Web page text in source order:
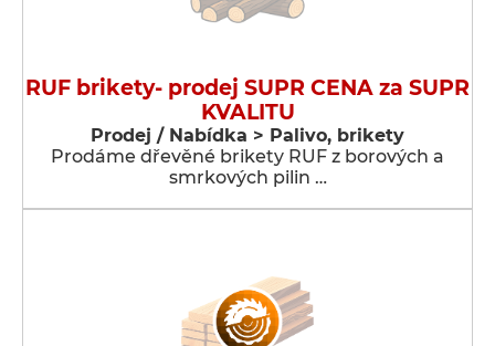
RUF brikety- prodej SUPR CENA za SUPR
KVALITU
Prodej / Nabídka > Palivo, brikety
Prodáme dřevěné brikety RUF z borových a
smrkových pilin …